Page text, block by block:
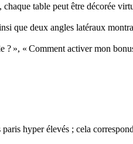
table peut être décorée
que deux angles latéraux
», « Comment activer mon
hyper élevés ; cela